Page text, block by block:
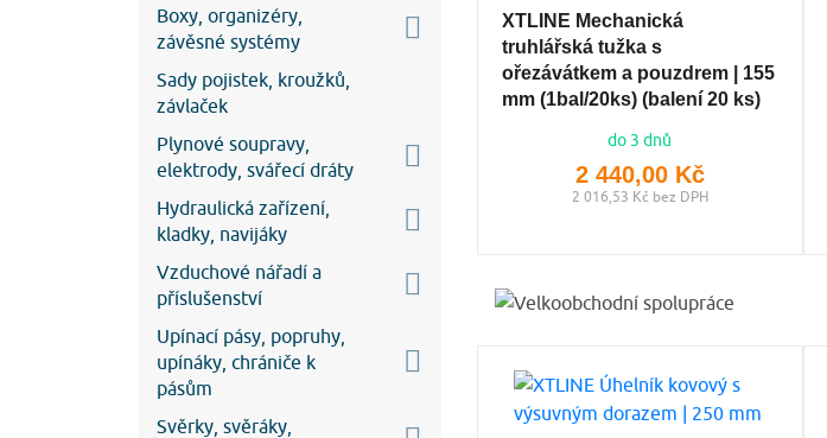
Boxy, organizéry,
závěsné systémy
Sady pojistek, kroužků,
závlaček
Plynové soupravy,
elektrody, svářecí dráty
Hydraulická zařízení,
kladky, navijáky
Vzduchové nářadí a
příslušenství
Upínací pásy, popruhy,
upínáky, chrániče k
pásům
Svěrky, svěráky,
XTLINE Mechanická
truhlářská tužka s
ořezávátkem a pouzdrem | 155
mm (1bal/20ks) (balení 20 ks)
do 3 dnů
2 440,00 Kč
2 016,53 Kč bez DPH